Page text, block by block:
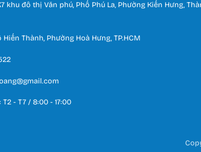
khu đô thị Văn phú, Phố Phú La, Phường Kiến Hưng,
Hiến Thành, Phường Hoà Hưng, TP.HCM
- T7 / 8:00 - 17:00